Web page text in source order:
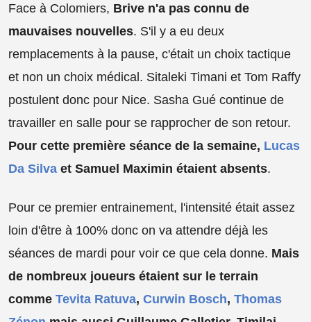
Face à Colomiers, Brive n'a pas connu de
mauvaises nouvelles. S'il y a eu deux
remplacements à la pause, c'était un choix tactique
et non un choix médical. Sitaleki Timani et Tom Raffy
postulent donc pour Nice. Sasha Gué continue de
travailler en salle pour se rapprocher de son retour.
Pour cette première séance de la semaine, Lucas
Da Silva et Samuel Maximin étaient absents.
Pour ce premier entrainement, l'intensité était assez
loin d'être à 100% donc on va attendre déjà les
séances de mardi pour voir ce que cela donne. Mais
de nombreux joueurs étaient sur le terrain
comme Tevita Ratuva, Curwin Bosch, Thomas